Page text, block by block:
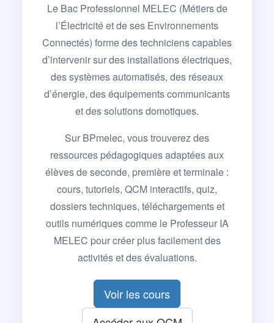
Le Bac Professionnel MELEC (Métiers de
l’Électricité et de ses Environnements
Connectés) forme des techniciens capables
d’intervenir sur des installations électriques,
des systèmes automatisés, des réseaux
d’énergie, des équipements communicants
et des solutions domotiques.
Sur BPmelec, vous trouverez des
ressources pédagogiques adaptées aux
élèves de seconde, première et terminale :
cours, tutoriels, QCM interactifs, quiz,
dossiers techniques, téléchargements et
outils numériques comme le Professeur IA
MELEC pour créer plus facilement des
activités et des évaluations.
Voir les cours